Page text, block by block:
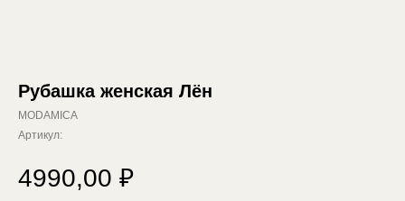
Рубашка женская Лён
MODAMICA
Артикул:
4990,00 ₽